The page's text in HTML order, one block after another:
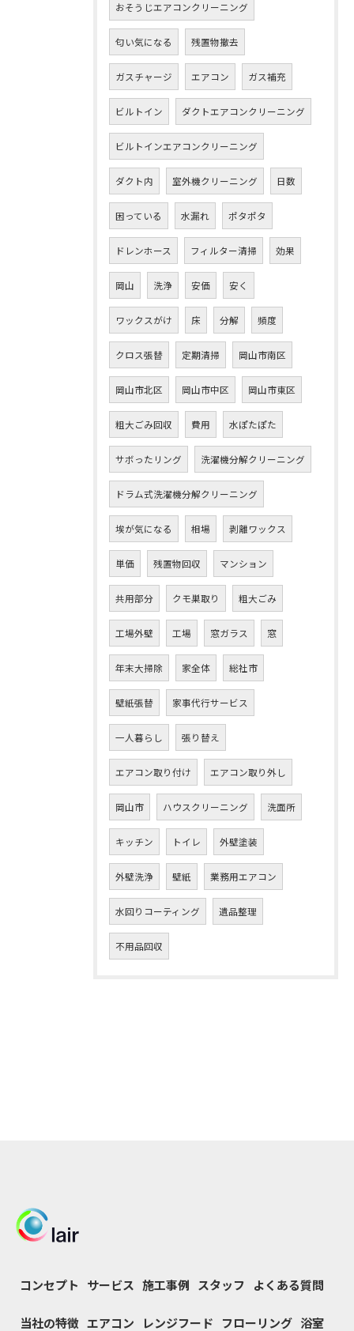
おそうじエアコンクリーニング
匂い気になる 残置物撤去
ガスチャージ エアコン ガス補充
ビルトイン ダクトエアコンクリーニング
ビルトインエアコンクリーニング
ダクト内 室外機クリーニング 日数
困っている 水漏れ ポタポタ
ドレンホース フィルター清掃 効果
岡山 洗浄 安価 安く
ワックスがけ 床 分解 頻度
クロス張替 定期清掃 岡山市南区
岡山市北区 岡山市中区 岡山市東区
粗大ごみ回収 費用 水ぽたぽた
サボったリング 洗濯機分解クリーニング
ドラム式洗濯機分解クリーニング
埃が気になる 相場 剥離ワックス
単価 残置物回収 マンション
共用部分 クモ巣取り 粗大ごみ
工場外壁 工場 窓ガラス 窓
年末大掃除 家全体 総社市
壁紙張替 家事代行サービス
一人暮らし 張り替え
エアコン取り付け エアコン取り外し
岡山市 ハウスクリーニング 洗面所
キッチン トイレ 外壁塗装
外壁洗浄 壁紙 業務用エアコン
水回りコーティング 遺品整理
不用品回収
コンセプト サービス 施工事例 スタッフ よくある質問
当社の特徴 エアコン レンジフード フローリング 浴室